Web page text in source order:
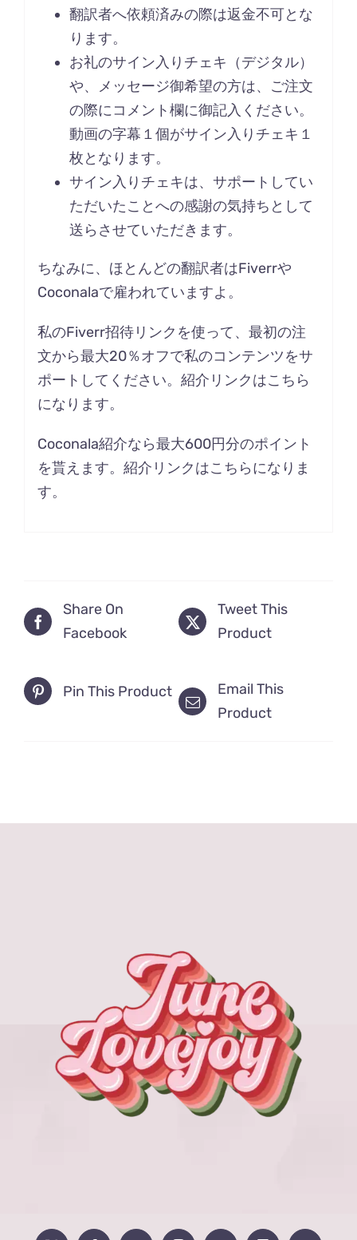
翻訳者へ依頼済みの際は返金不可とな
ります。
お礼のサイン入りチェキ（デジタル）
や、メッセージ御希望の方は、ご注文
の際にコメント欄に御記入ください。
動画の字幕１個がサイン入りチェキ１
枚となります。
サイン入りチェキは、サポートしてい
ただいたことへの感謝の気持ちとして
送らさせていただきます。
ちなみに、ほとんどの翻訳者はFiverrや
Coconalaで雇われていますよ。
私のFiverr招待リンクを使って、最初の注
文から最大20％オフで私のコンテンツをサ
ポートしてください。紹介リンクはこちら
になります。
Coconala紹介なら最大600円分のポイント
を貰えます。紹介リンクはこちらになりま
す。
Share On
Facebook
Tweet This
Product
Pin This Product
Email This
Product